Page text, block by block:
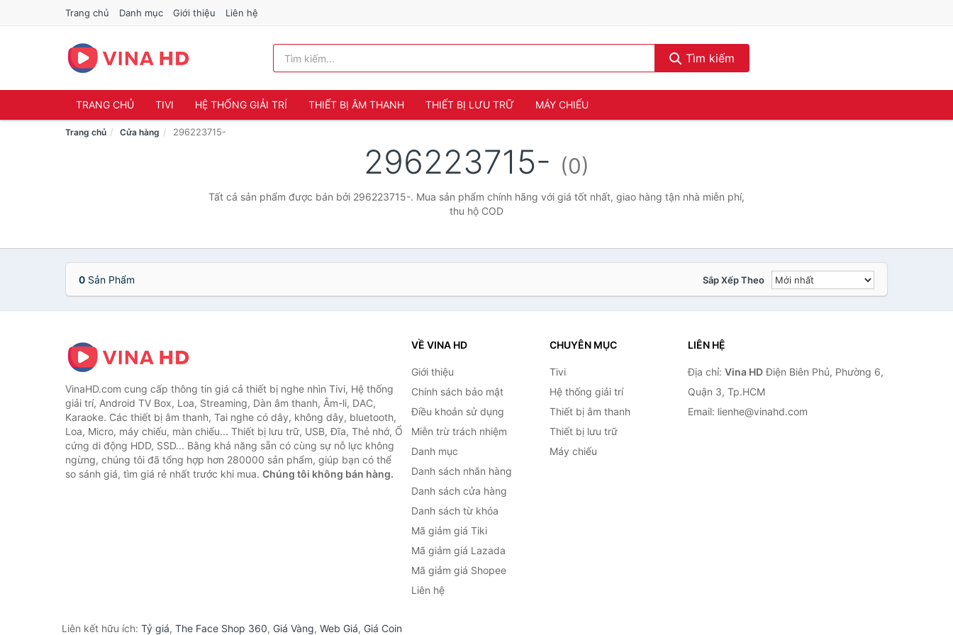
Trang chủ Danh mục Giới thiệu Liên hệ
Tìm kiếm
TRANG CHỦ TIVI HỆ THỐNG GIẢI TRÍ THIẾT BỊ ÂM THANH THIẾT BỊ LƯU TRỮ MÁY CHIẾU
Trang chủ Cửa hàng 296223715-
296223715- (0)
Tất cả sản phẩm được bán bởi 296223715-. Mua sản phẩm chính hãng với giá tốt nhất, giao hàng tận nhà miễn phí,
thu hộ COD
0 Sản Phẩm Sắp Xếp Theo
VinaHD.com cung cấp thông tin giá cả thiết bị nghe nhìn Tivi, Hệ thống
giải trí, Android TV Box, Loa, Streaming, Dàn âm thanh, Âm-li, DAC,
Karaoke. Các thiết bị âm thanh, Tai nghe có dây, không dây, bluetooth,
Loa, Micro, máy chiếu, màn chiếu... Thiết bị lưu trữ, USB, Đĩa, Thẻ nhớ, Ổ
cứng di động HDD, SSD... Bằng khả năng sẵn có cùng sự nỗ lực không
ngừng, chúng tôi đã tổng hợp hơn 280000 sản phẩm, giúp bạn có thể
so sánh giá, tìm giá rẻ nhất trước khi mua. Chúng tôi không bán hàng.
VỀ VINA HD
Giới thiệu
Chính sách bảo mật
Điều khoản sử dụng
Miễn trừ trách nhiệm
Danh mục
Danh sách nhãn hàng
Danh sách cửa hàng
Danh sách từ khóa
Mã giảm giá Tiki
Mã giảm giá Lazada
Mã giảm giá Shopee
Liên hệ
CHUYÊN MỤC
Tivi
Hệ thống giải trí
Thiết bị âm thanh
Thiết bị lưu trữ
Máy chiếu
LIÊN HỆ
Địa chỉ: Vina HDĐiện Biên Phủ, Phường 6,
Quận 3, Tp.HCM
Email: lienhe@vinahd.com
Liên kết hữu ích: Tỷ giá, The Face Shop 360, Giá Vàng, Web Giá, Giá Coin